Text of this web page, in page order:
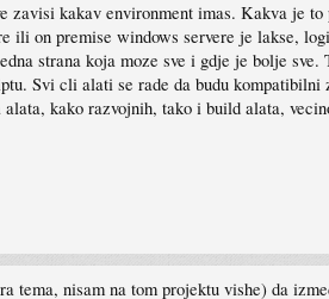
zavisi kakav environment imas. Kakva je
ili on premise windows servere je lakse,
strana koja moze sve i gdje je bolje
Svi cli alati se rade da budu
kako razvojnih, tako i build alata,
tema, nisam na tom projektu vishe) da